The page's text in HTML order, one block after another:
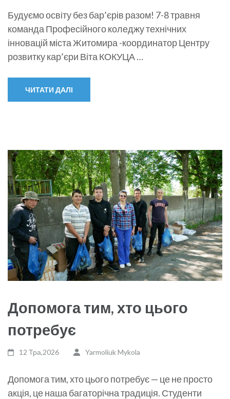
Будуємо освіту без бар’єрів разом! 7-8 травня
команда Професійного коледжу технічних
інновацій міста Житомира -координатор Центру
розвитку кар’єри Віта КОКУЦА …
ЧИТАТИ ДАЛІ
Допомога тим, хто цього
потребує
12 Тра,2026 Yarmoliuk Mykola
Допомога тим, хто цього потребує — це не просто
акція, це наша багаторічна традиція. Студенти